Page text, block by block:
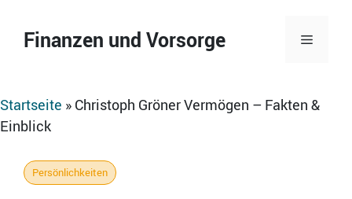
Inhalt
springen
Finanzen und Vorsorge Menü
Startseite » Christoph Gröner Vermögen – Fakten &
Einblick
Persönlichkeiten